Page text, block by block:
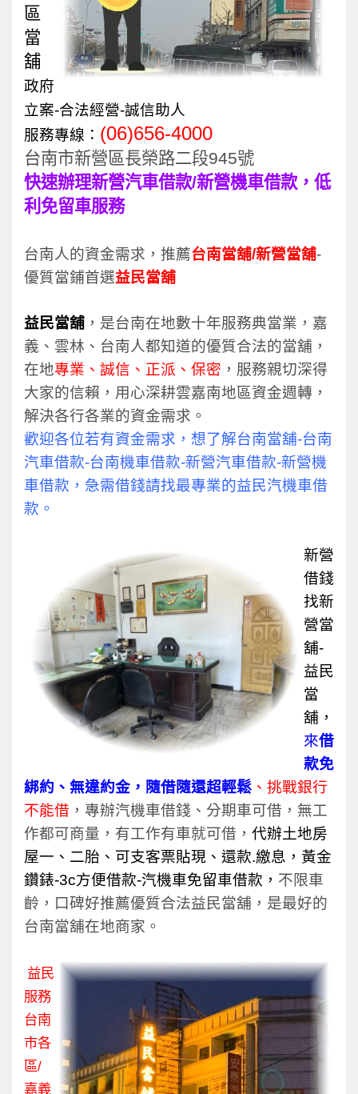
區
當
舖
政府
立案-合法經營-誠信助人
服務專線： (06)656-4000
台南市新營區長榮路二段945號
快速辦理新營汽車借款/新營機車借款，低
利免留車服務
台南人的資金需求，推薦台南當舖/新營當舖-
優質當鋪首選益民當舖
益民當舖 ，是台南在地數十年服務典當業，嘉
義、雲林、台南人都知道的優質合法的當舖，
在地專業、誠信、正派 、保密 ，服務親切深得
大家的信賴，用心深耕雲嘉南地區資金週轉，
解決各行各業的資金需求。
歡迎各位若有資金需求，想了解台南當舖-台南
汽車借款-台南機車借款-新營汽車借款-新營機
車借款，急需借錢請找最專業的益民汽機車借
款。
新營
借錢
找新
營當
舖-
益民
當
舖，
來借
款免
綁約、無違約金，隨借隨還超輕鬆 、挑戰銀行
不能借 ，專辦汽機車借錢、分期車可借，無工
作都可商量，有工作有車就可借， 代辦土地房
屋一、二胎、可支客票貼現、還款.繳息，黃金
鑽錶-3c方便借款-汽機車免留車借款， 不限車
齡，口碑好推薦優質合法益民當舖，是最好的
台南當舖在地商家。
益民
服務
台南
市各
區/
嘉義